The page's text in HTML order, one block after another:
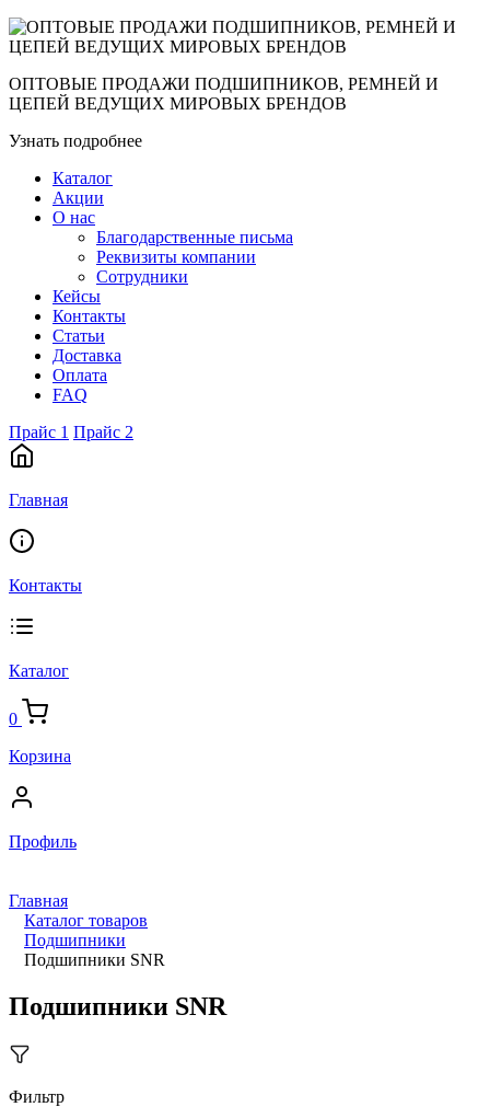
ОПТОВЫЕ ПРОДАЖИ ПОДШИПНИКОВ, РЕМНЕЙ И
ЦЕПЕЙ ВЕДУЩИХ МИРОВЫХ БРЕНДОВ
Узнать подробнее
Каталог
Акции
О нас
Благодарственные письма
Реквизиты компании
Сотрудники
Кейсы
Контакты
Статьи
Доставка
Оплата
FAQ
Прайс 1 Прайс 2
Главная
Контакты
Каталог
0
Корзина
Профиль
Главная
Каталог товаров
Подшипники
Подшипники SNR
Подшипники SNR
Фильтр